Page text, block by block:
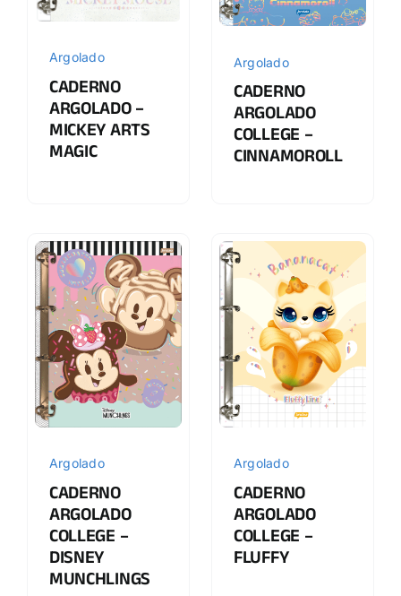
Argolado
CADERNO
ARGOLADO –
MICKEY ARTS
MAGIC
Argolado
CADERNO
ARGOLADO
COLLEGE –
CINNAMOROLL
Argolado
CADERNO
ARGOLADO
COLLEGE –
DISNEY
MUNCHLINGS
Argolado
CADERNO
ARGOLADO
COLLEGE –
FLUFFY